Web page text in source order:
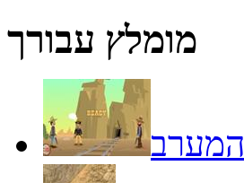
מומלץ עבורך
המערב